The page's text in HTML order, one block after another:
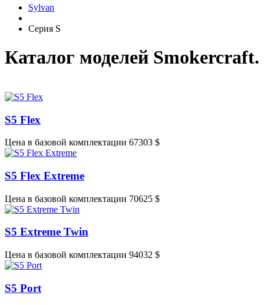
Sylvan
Серия S
Каталог моделей Smokercraft.
S5 Flex
Цена в базовой комплектации 67303 $
S5 Flex Extreme
Цена в базовой комплектации 70625 $
S5 Extreme Twin
Цена в базовой комплектации 94032 $
S5 Port